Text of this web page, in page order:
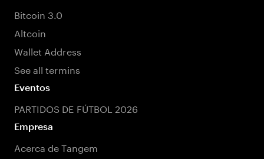
Bitcoin 3.0
Altcoin
Wallet Address
See all termins
Eventos
PARTIDOS DE FÚTBOL 2026
Empresa
Acerca de Tangem